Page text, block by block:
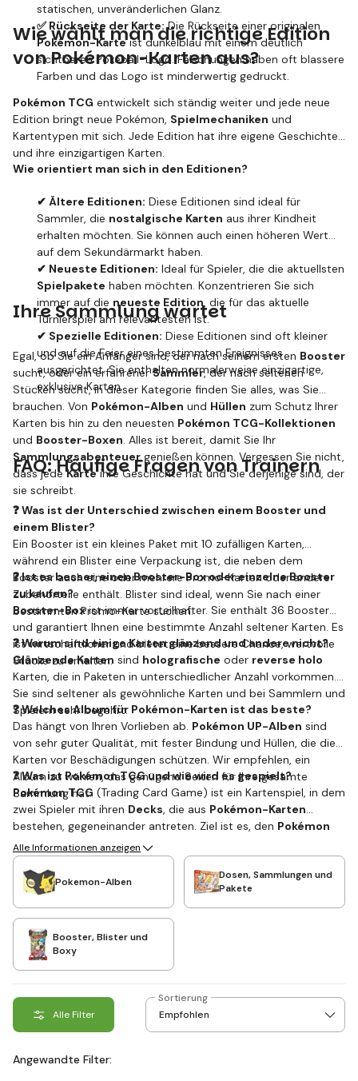
statischen, unveränderlichen Glanz.
✅ Rückseite der Karte:Die Rückseite einer originalen
Pokémon-Karteist dunkelblau mit einem deutlich
sichtbaren Pokéball-Logo. Fälschungen haben oft blassere
Farben und das Logo ist minderwertig gedruckt.
Wie wählt man die richtige Edition
von Pokémon-Karten aus?
Pokémon TCG entwickelt sich ständig weiter und jede neue
Edition bringt neue Pokémon, Spielmechaniken und
Kartentypen mit sich. Jede Edition hat ihre eigene Geschichte
und ihre einzigartigen Karten.
Wie orientiert man sich in den Editionen?
✔ Ältere Editionen: Diese Editionen sind ideal für
Sammler, die nostalgische Karten aus ihrer Kindheit
erhalten möchten. Sie können auch einen höheren Wert
auf dem Sekundärmarkt haben.
✔ Neueste Editionen: Ideal für Spieler, die die aktuellsten
Spielpakete haben möchten. Konzentrieren Sie sich
immer auf die neueste Edition, die für das aktuelle
Turnierspiel am relevantesten ist.
✔ Spezielle Editionen: Diese Editionen sind oft kleiner
und auf die Feier eines bestimmten Ereignisses
ausgerichtet. Sie enthalten normalerweise einzigartige,
exklusive Karten.
Ihre Sammlung wartet
Egal, ob Sie ein Anfänger sind, der nach seinem ersten Booster
sucht, oder ein erfahrenerSammler, der nach seltenen
Stücken sucht, in dieser Kategorie finden Sie alles, was Sie
brauchen. Von Pokémon-Alben und Hüllen zum Schutz Ihrer
Karten bis hin zu den neuesten Pokémon TCG-Kollektionen
und Booster-Boxen. Alles ist bereit, damit Sie Ihr
Sammlungsabenteuergenießen können. Vergessen Sie nicht,
dass jedeKarteihre Geschichte hat und Sie derjenige sind, der
sie schreibt.
FAQ: Häufige Fragen von Trainern
❓ Was ist der Unterschied zwischen einem Booster und
einem Blister?
Ein Booster ist ein kleines Paket mit 10 zufälligen Karten,
während ein Blister eine Verpackung ist, die neben dem
Booster auch eine oder mehrere Promo-Karten oder andere
Zubehörteile enthält. Blister sind ideal, wenn Sie nach einer
bestimmten Promo-Karte suchen.
❓ Ist es besser, einen Booster-Box oder einzelne Booster
zu kaufen?
Booster-Boxist immer vorteilhafter. Sie enthält 36 Booster
und garantiert Ihnen eine bestimmte Anzahl seltener Karten. Es
ist wirtschaftlicher und bietet eine bessere Chance, wertvolle
Stücke zu erhalten.
❓ Warum sind einige Karten glänzend und andere nicht?
Glänzende Karten sind holografische oder reverse holo
Karten, die in Paketen in unterschiedlicher Anzahl vorkommen.
Sie sind seltener als gewöhnliche Karten und bei Sammlern und
Spielern sehr begehrt.
❓ Welches Album für Pokémon-Karten ist das beste?
Das hängt von Ihren Vorlieben ab. Pokémon UP-Alben sind
von sehr guter Qualität, mit fester Bindung und Hüllen, die die
Karten vor Beschädigungen schützen. Wir empfehlen, ein
Album zu wählen, das genügend Seiten für Ihre gesamte
Sammlung hat.
❓ Was ist Pokémon TCG und wie wird es gespielt?
Pokémon TCG (Trading Card Game) ist ein Kartenspiel, in dem
zwei Spieler mit ihren Decks, die aus Pokémon-Karten
bestehen, gegeneinander antreten. Ziel ist es, den Pokémon
des Gegners zu besiegen und alle Preis-Karten zu gewinnen.
Das Spiel ist strategisch und voller Spaß.
Alle Informationen anzeigen
Pokemon-Alben
Dosen, Sammlungen und
Pakete
Booster, Blister und
Boxy
Alle Filter
Sortierung
Angewandte Filter: